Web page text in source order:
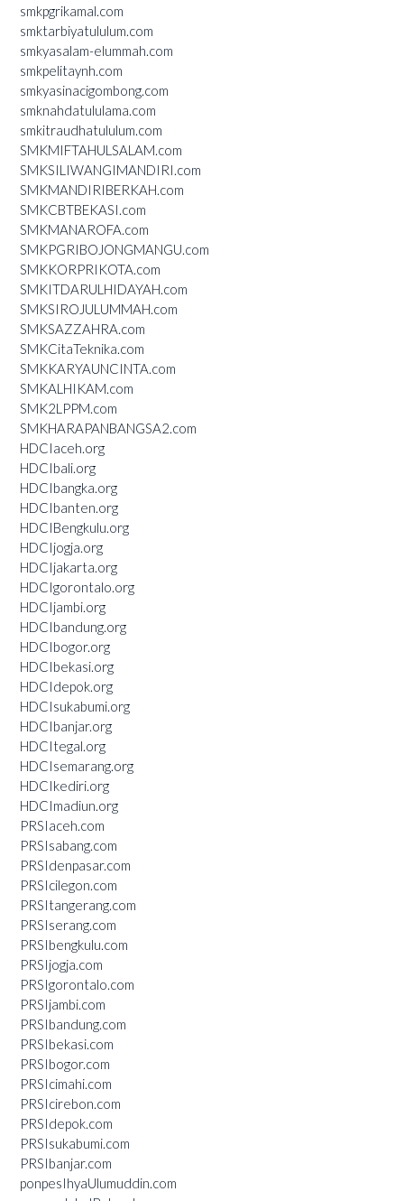
smkpgrikamal.com
smktarbiyatululum.com
smkyasalam-elummah.com
smkpelitaynh.com
smkyasinacigombong.com
smknahdatululama.com
smkitraudhatululum.com
SMKMIFTAHULSALAM.com
SMKSILIWANGIMANDIRI.com
SMKMANDIRIBERKAH.com
SMKCBTBEKASI.com
SMKMANAROFA.com
SMKPGRIBOJONGMANGU.com
SMKKORPRIKOTA.com
SMKITDARULHIDAYAH.com
SMKSIROJULUMMAH.com
SMKSAZZAHRA.com
SMKCitaTeknika.com
SMKKARYAUNCINTA.com
SMKALHIKAM.com
SMK2LPPM.com
SMKHARAPANBANGSA2.com
HDCIaceh.org
HDCIbali.org
HDCIbangka.org
HDCIbanten.org
HDCIBengkulu.org
HDCIjogja.org
HDCIjakarta.org
HDCIgorontalo.org
HDCIjambi.org
HDCIbandung.org
HDCIbogor.org
HDCIbekasi.org
HDCIdepok.org
HDCIsukabumi.org
HDCIbanjar.org
HDCItegal.org
HDCIsemarang.org
HDCIkediri.org
HDCImadiun.org
PRSIaceh.com
PRSIsabang.com
PRSIdenpasar.com
PRSIcilegon.com
PRSItangerang.com
PRSIserang.com
PRSIbengkulu.com
PRSIjogja.com
PRSIgorontalo.com
PRSIjambi.com
PRSIbandung.com
PRSIbekasi.com
PRSIbogor.com
PRSIcimahi.com
PRSIcirebon.com
PRSIdepok.com
PRSIsukabumi.com
PRSIbanjar.com
ponpesIhyaUlumuddin.com